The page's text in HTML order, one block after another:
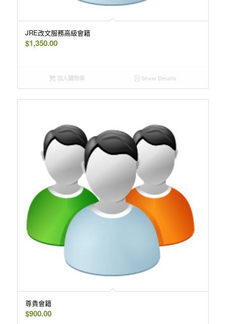
JRE改文服務高級會籍
$1,350.00
加入購物車 Show Details
尊貴會籍
$900.00